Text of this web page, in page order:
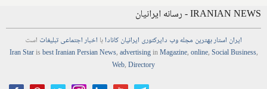
IRANIAN NEWS - رسانه ایرانیان
ایران استاربهترین مجلهوب دایرکتوری ایرانیان کانادابا اخباراجتماعیتبلیغات است
Iran Starisbest Iranian PersianNews,advertisinginMagazine,online,Social Business,
Web,Directory